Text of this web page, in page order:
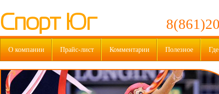
Спорт Юг
О компании Прайс-лист Комментарии Полезное